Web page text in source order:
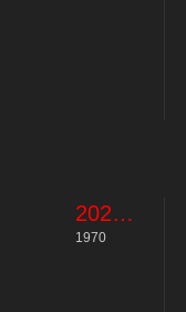
2023-11-09
1970